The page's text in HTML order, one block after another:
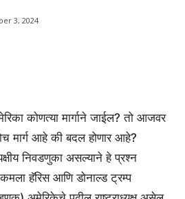
3, 2024
कोणत्या मार्गाने जाईल? तो आजवर
मार्ग आहे की बदल होणार आहे?
निवडणुका असल्याने हे प्रश्न
हॅरिस आणि डोनाल्ड ट्रम्प